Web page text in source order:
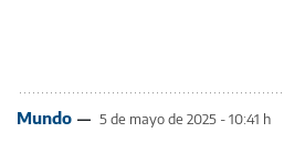
Mundo 5 de mayo de 2025 - 10:41 h